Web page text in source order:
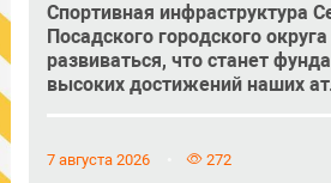
Спортивная инфраструктура
Посадского городского
развиваться, что станет
высоких достижений наших
7 августа 2026 272